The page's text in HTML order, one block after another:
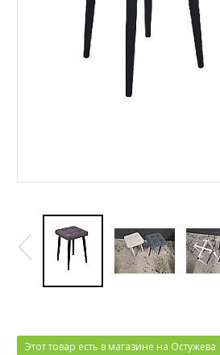
Этот товар есть в магазине на Остужева